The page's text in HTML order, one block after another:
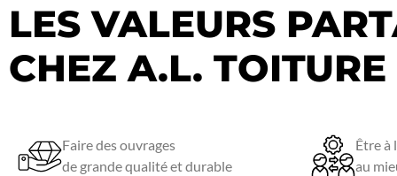
LES VALEURS
CHEZ A.L. TOITURE
Faire des ouvrages
de grande qualité et durable
Être à
au